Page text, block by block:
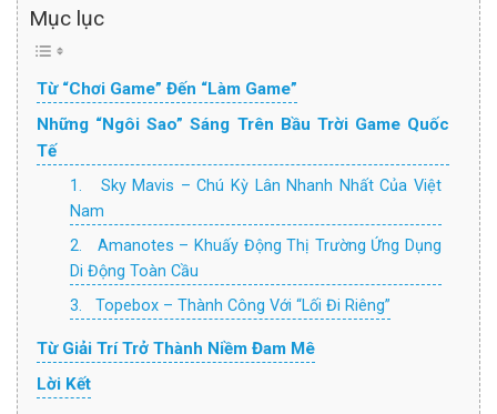
Mục lục
Từ “Chơi Game” Đến “Làm Game”
Những “Ngôi Sao” Sáng Trên Bầu Trời Game Quốc
Tế
1. Sky Mavis – Chú Kỳ Lân Nhanh Nhất Của Việt
Nam
2. Amanotes – Khuấy Động Thị Trường Ứng Dụng
Di Động Toàn Cầu
3. Topebox – Thành Công Với “Lối Đi Riêng”
Từ Giải Trí Trở Thành Niềm Đam Mê
Lời Kết